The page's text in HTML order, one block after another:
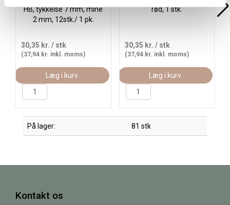
HB, tykkelse 7 mm, mine
2 mm, 12stk./ 1 pk.
30,35 kr. / stk
(37,94 kr. inkl. moms)
Læg i kurv
rød, 1 stk.
30,35 kr. / stk
(37,94 kr. inkl. moms)
Læg i kurv
På lager: 81 stk
Kontakt os